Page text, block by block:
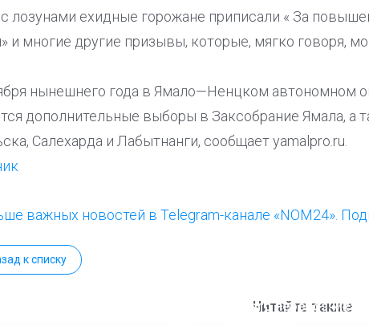
лозунами ехидные горожане приписали « За
и многие другие призывы, которые, мягко говоря,
нынешнего года в Ямало—Ненцком автономном
дополнительные выборы в Заксобрание Ямала,
Салехарда и Лабытнанги, сообщает yamalpro.ru.
важных новостей в Telegram-канале «NOM24».
к списку
Читайте также
единого перевозчика